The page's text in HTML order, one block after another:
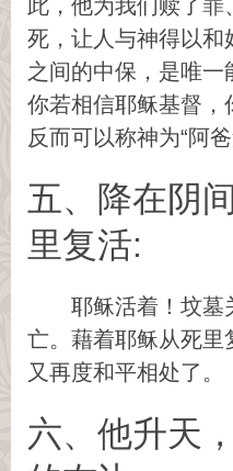
此，他为我们赎了
死，让人与神得以和
之间的中保，是唯一
你若相信耶稣基督，
反而可以称神为“阿爸
五、降在阴
里复活:
耶稣活着！坟墓
亡。藉着耶稣从死里
又再度和平相处了。
六、他升天